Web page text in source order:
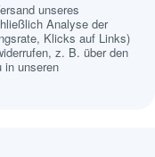
unseres
Analyse der
Klicks auf Links)
z. B. über den
in unseren